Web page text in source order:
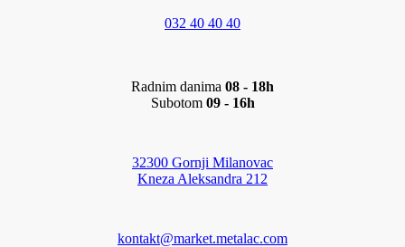
032 40 40 40
Radnim danima 08 - 18h
Subotom 09 - 16h
32300 Gornji Milanovac
Kneza Aleksandra 212
kontakt@market.metalac.com